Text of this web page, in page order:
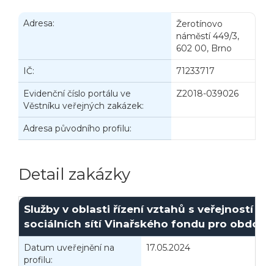
Adresa:
Žerotínovo
náměstí 449/3,
602 00, Brno
IČ: 71233717
Evidenční číslo portálu ve
Věstníku veřejných zakázek:
Z2018-039026
Adresa původního profilu:
Detail zakázky
Služby v oblasti řízení vztahů s veřejností
sociálních sítí Vinařského fondu pro období
Datum uveřejnění na
profilu:
17.05.2024